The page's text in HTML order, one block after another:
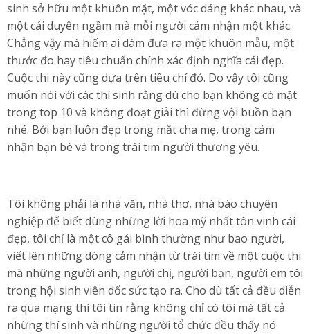
sinh sở hữu một khuôn mặt, một vóc dáng khác nhau, và
một cái duyên ngầm mà mỗi người cảm nhận một khác.
Chẳng vậy mà hiếm ai dám đưa ra một khuôn mẫu, một
thước đo hay tiêu chuẩn chính xác định nghĩa cái đẹp.
Cuộc thi này cũng dựa trên tiêu chí đó. Do vậy tôi cũng
muốn nói với các thí sinh rằng dù cho bạn không có mặt
trong top 10 và không đoạt giải thì đừng vội buồn bạn
nhé. Bởi bạn luôn đẹp trong mắt cha mẹ, trong cảm
nhận bạn bè và trong trái tim người thương yêu.
Tôi không phải là nhà văn, nhà thơ, nhà báo chuyên
nghiệp để biết dùng những lời hoa mỹ nhất tôn vinh cái
đẹp, tôi chỉ là một cô gái bình thường như bao người,
viết lên những dòng cảm nhận từ trái tim về một cuộc thi
mà những người anh, người chị, người bạn, người em tôi
trong hội sinh viên dốc sức tạo ra. Cho dù tất cả đều diễn
ra qua mạng thì tôi tin rằng không chỉ có tôi mà tất cả
những thí sinh và những người tổ chức đều thấy nó